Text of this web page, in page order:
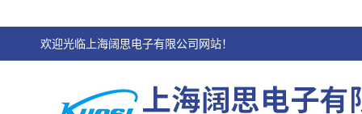
欢迎光临上海阔思电子有限公司网站！